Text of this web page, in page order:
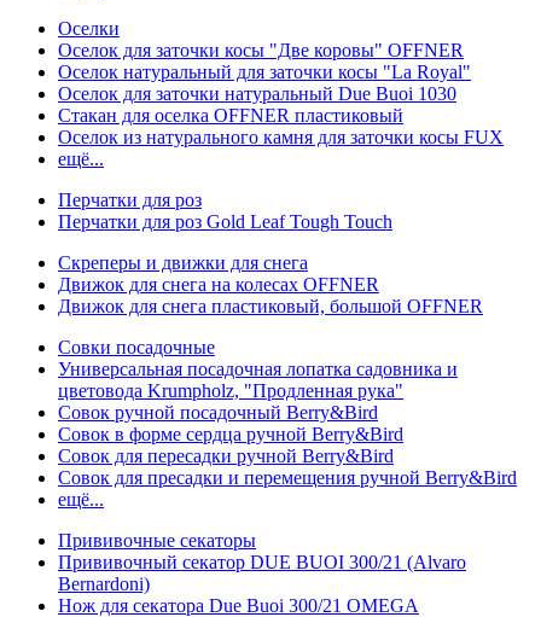
Оселки
Оселок для заточки косы "Две коровы" OFFNER
Оселок натуральный для заточки косы "La Royal"
Оселок для заточки натуральный Due Buoi 1030
Стакан для оселка OFFNER пластиковый
Оселок из натурального камня для заточки косы FUX
ещё...
Перчатки для роз
Перчатки для роз Gold Leaf Tough Touch
Скреперы и движки для снега
Движок для снега на колесах OFFNER
Движок для снега пластиковый, большой OFFNER
Совки посадочные
Универсальная посадочная лопатка садовника и
цветовода Krumpholz, "Продленная рука"
Совок ручной посадочный Berry&Bird
Совок в форме сердца ручной Berry&Bird
Совок для пересадки ручной Berry&Bird
Совок для пресадки и перемещения ручной Berry&Bird
ещё...
Прививочные секаторы
Прививочный секатор DUE BUOI 300/21 (Alvaro
Bernardoni)
Нож для секатора Due Buoi 300/21 OMEGA